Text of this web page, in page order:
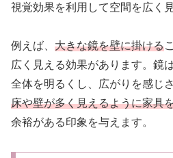
視覚効果を利用して空間を広く
例えば、 大きな鏡を壁に掛ける
広く見える効果があります。鏡
全体を明るくし、広がりを感じ
床や壁が多く見えるように家具
余裕がある印象を与えます。